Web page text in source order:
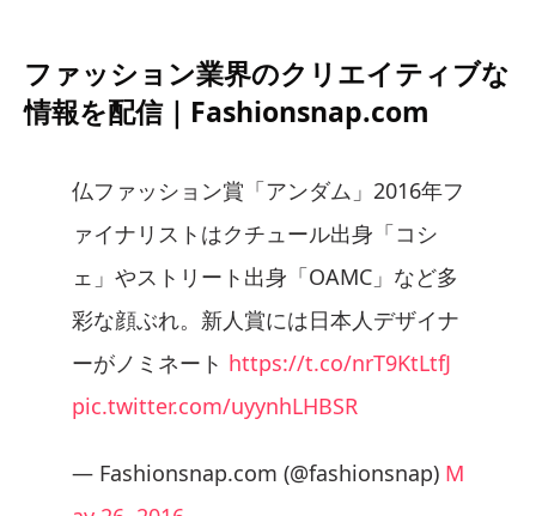
ファッション業界のクリエイティブな
情報を配信｜Fashionsnap.com
仏ファッション賞「アンダム」2016年フ
ァイナリストはクチュール出身「コシ
ェ」やストリート出身「OAMC」など多
彩な顔ぶれ。新人賞には日本人デザイナ
ーがノミネート https://t.co/nrT9KtLtfJ
pic.twitter.com/uyynhLHBSR
— Fashionsnap.com (@fashionsnap) M